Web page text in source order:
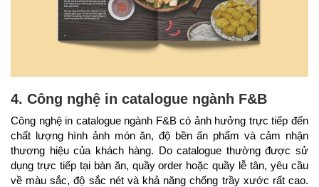
4. Công nghệ in catalogue ngành F&B
Công nghệ in catalogue ngành F&B có ảnh hưởng trực tiếp đến
chất lượng hình ảnh món ăn, độ bền ấn phẩm và cảm nhận
thương hiệu của khách hàng. Do catalogue thường được sử
dụng trực tiếp tại bàn ăn, quầy order hoặc quầy lễ tân, yêu cầu
về màu sắc, độ sắc nét và khả năng chống trầy xước rất cao.